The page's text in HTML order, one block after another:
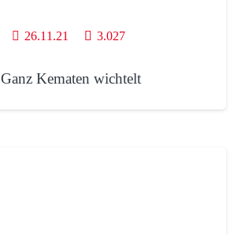
26.11.21 3.027
Ganz Kematen wichtelt